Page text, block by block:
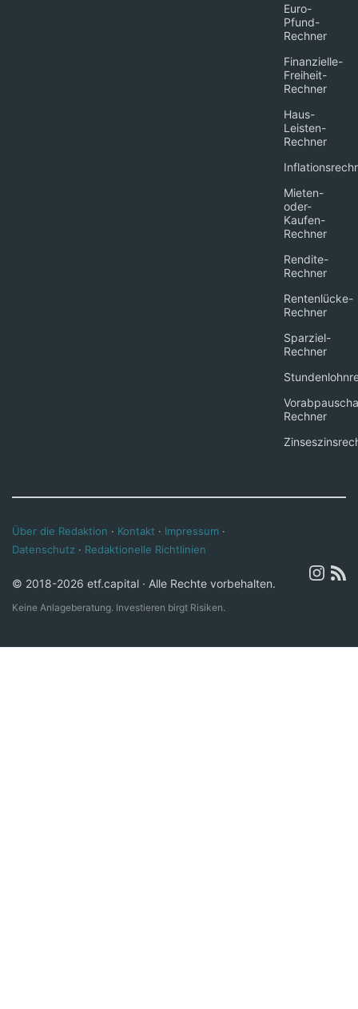
Euro-
Pfund-
Rechner
Finanzielle-
Freiheit-
Rechner
Haus-
Leisten-
Rechner
Mieten-
oder-
Kaufen-
Rechner
Rendite-
Rechner
Rentenlücke-
Rechner
Sparziel-
Rechner
Rechner
Über die Redaktion · Kontakt · Impressum ·
Datenschutz · Redaktionelle Richtlinien
© 2018-2026 etf.capital · Alle Rechte vorbehalten.
Keine Anlageberatung. Investieren birgt Risiken.